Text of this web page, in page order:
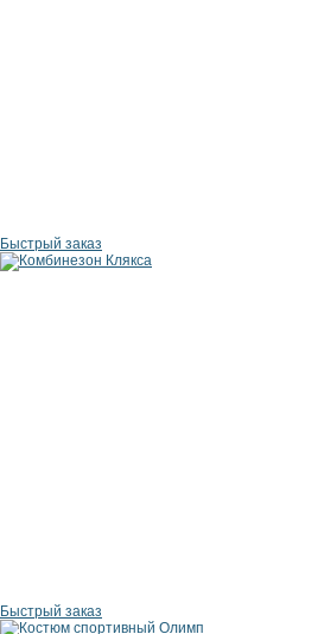
Быстрый заказ
Быстрый заказ